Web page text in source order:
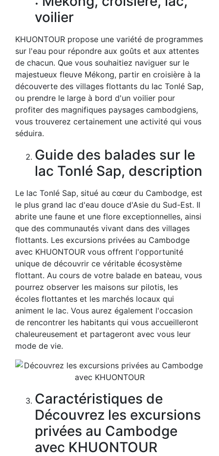
voilier
KHUONTOUR propose une variété de programmes
sur l'eau pour répondre aux goûts et aux attentes
de chacun. Que vous souhaitiez naviguer sur le
majestueux fleuve Mékong, partir en croisière à la
découverte des villages flottants du lac Tonlé Sap,
ou prendre le large à bord d'un voilier pour
profiter des magnifiques paysages cambodgiens,
vous trouverez certainement une activité qui vous
séduira.
Guide des balades sur le
lac Tonlé Sap, description
Le lac Tonlé Sap, situé au cœur du Cambodge, est
le plus grand lac d'eau douce d'Asie du Sud-Est. Il
abrite une faune et une flore exceptionnelles, ainsi
que des communautés vivant dans des villages
flottants. Les excursions privées au Cambodge
avec KHUONTOUR vous offrent l'opportunité
unique de découvrir ce véritable écosystème
flottant. Au cours de votre balade en bateau, vous
pourrez observer les maisons sur pilotis, les
écoles flottantes et les marchés locaux qui
animent le lac. Vous aurez également l'occasion
de rencontrer les habitants qui vous accueilleront
chaleureusement et partageront avec vous leur
mode de vie.
Caractéristiques de
Découvrez les excursions
privées au Cambodge
avec KHUONTOUR